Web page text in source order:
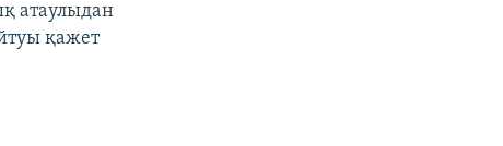
атаулыдан
қажет